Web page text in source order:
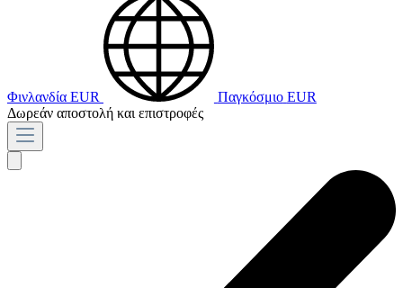
Φινλανδία EUR Παγκόσμιο EUR
Δωρεάν αποστολή και επιστροφές